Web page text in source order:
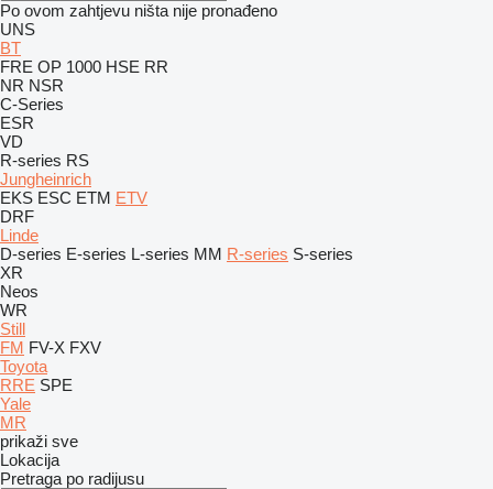
Po ovom zahtjevu ništa nije pronađeno
UNS
BT
FRE OP 1000 HSE RR
NR NSR
C-Series
ESR
VD
R-series RS
Jungheinrich
EKS ESC ETM ETV
DRF
Linde
D-series E-series L-series MM R-series S-series
XR
Neos
WR
Still
FM FV-X FXV
Toyota
RRE SPE
Yale
MR
prikaži sve
Lokacija
Pretraga po radijusu